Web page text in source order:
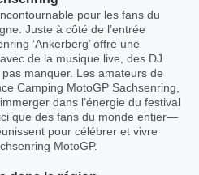
pour les fans du
Juste à côté de l’entrée
‘Ankerberg’ offre une
de la musique live, des DJ
manquer. Les amateurs de
Camping MotoGP Sachsenring,
dans l’énergie du festival
que des fans du monde entier—
pour célébrer et vivre
MotoGP.